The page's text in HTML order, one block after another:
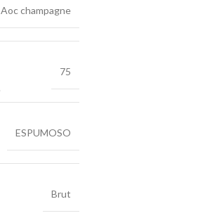
Aoc champagne
75
ESPUMOSO
Brut